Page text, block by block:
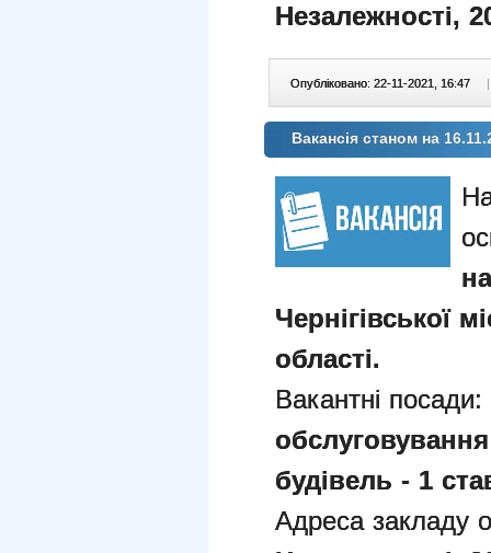
Незалежності,
Опубліковано: 22-11-2021, 16:47 |
Вакансія станом на
Чернігівської
області.
Вакантні посади:
будівель - 1
Адреса закладу